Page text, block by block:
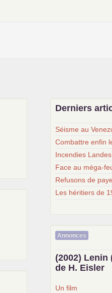
Derniers
Séisme au
Combattre enfin
Incendies
Face au méga-
Refusons de
Les héritiers de
Annonces
(2002)
de H. Eisler
Un film